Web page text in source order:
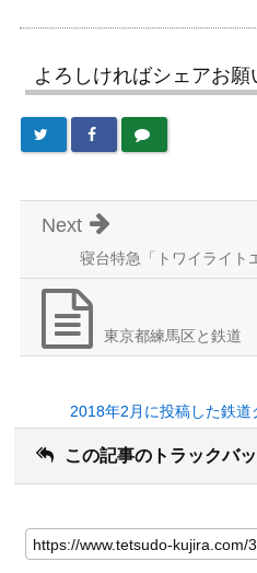
よろしければシェアお願
寝台特急「トワイライト
Next
東京都練馬区と鉄道
2018年2月に投稿した鉄
この記事のトラックバ